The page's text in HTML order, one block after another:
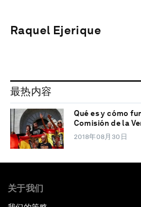
Raquel Ejerique
最热内容
Qué es y cómo
Comisión de la
2018年08月30日
关于我们